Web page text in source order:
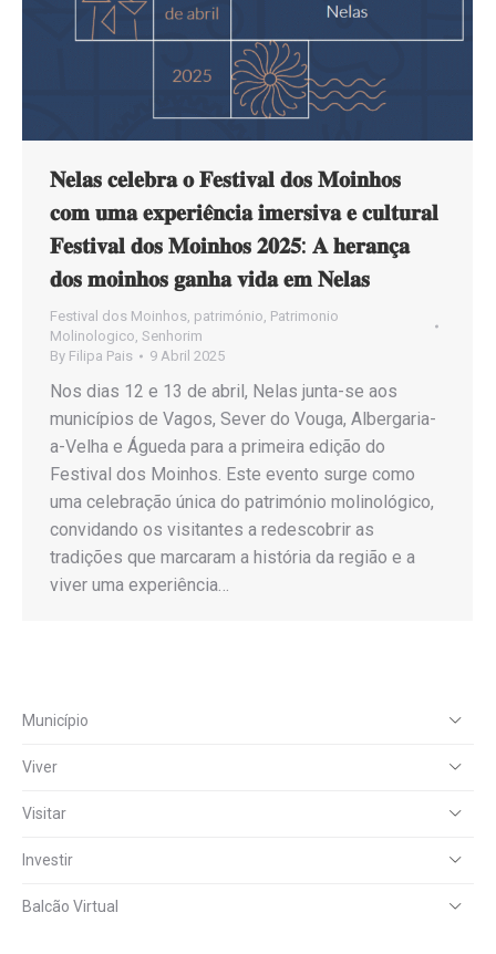
𝐍𝐞𝐥𝐚𝐬 𝐜𝐞𝐥𝐞𝐛𝐫𝐚 𝐨 𝐅𝐞𝐬𝐭𝐢𝐯𝐚𝐥 𝐝𝐨𝐬 𝐌𝐨𝐢𝐧𝐡𝐨𝐬
𝐜𝐨𝐦 𝐮𝐦𝐚 𝐞𝐱𝐩𝐞𝐫𝐢𝐞̂𝐧𝐜𝐢𝐚 𝐢𝐦𝐞𝐫𝐬𝐢𝐯𝐚 𝐞 𝐜𝐮𝐥𝐭𝐮𝐫𝐚𝐥
𝐅𝐞𝐬𝐭𝐢𝐯𝐚𝐥 𝐝𝐨𝐬 𝐌𝐨𝐢𝐧𝐡𝐨𝐬 𝟐𝟎𝟐𝟓: 𝐀 𝐡𝐞𝐫𝐚𝐧𝐜̧𝐚
𝐝𝐨𝐬 𝐦𝐨𝐢𝐧𝐡𝐨𝐬 𝐠𝐚𝐧𝐡𝐚 𝐯𝐢𝐝𝐚 𝐞𝐦 𝐍𝐞𝐥𝐚𝐬
Festival dos Moinhos património Patrimonio
Molinologico Senhorim
By Filipa Pais 9 Abril 2025
Nos dias 12 e 13 de abril, Nelas junta-se aos
municípios de Vagos, Sever do Vouga, Albergaria-
a-Velha e Águeda para a primeira edição do
Festival dos Moinhos. Este evento surge como
uma celebração única do património molinológico,
convidando os visitantes a redescobrir as
tradições que marcaram a história da região e a
viver uma experiência…
Município
Viver
Visitar
Investir
Balcão Virtual